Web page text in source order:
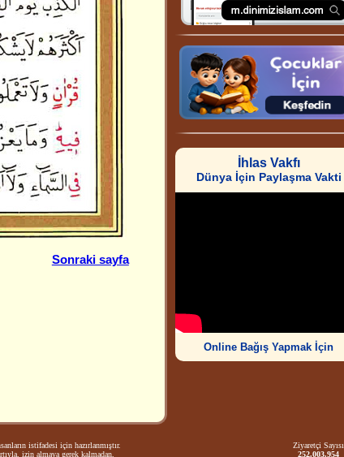
Sonraki sayfa
İhlas Vakfı
Dünya İçin Paylaşma Vakti
Online Bağış Yapmak İçin
istifadesi için hazırlanmıştır.
izin almaya gerek kalmadan,
Ziyaretçi Sayısı
252.003.954